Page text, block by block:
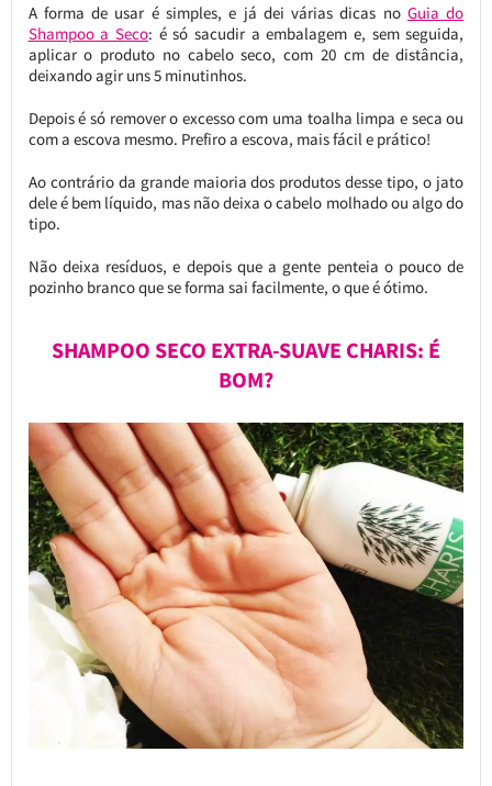
A forma de usar é simples, e já dei várias dicas noGuia do
Shampoo a Seco: é só sacudir a embalagem e, sem seguida,
aplicar o produto no cabelo seco, com 20 cm de distância,
deixando agir uns 5 minutinhos.
Depois é só remover o excesso com uma toalha limpa e seca ou
com a escova mesmo. Prefiro a escova, mais fácil e prático!
Ao contrário da grande maioria dos produtos desse tipo, o jato
dele é bem líquido, mas não deixa o cabelo molhado ou algo do
tipo.
Não deixa resíduos, e depois que a gente penteia o pouco de
pozinho branco que se forma sai facilmente, o que é ótimo.
SHAMPOO SECO EXTRA-SUAVE CHARIS: É
BOM?